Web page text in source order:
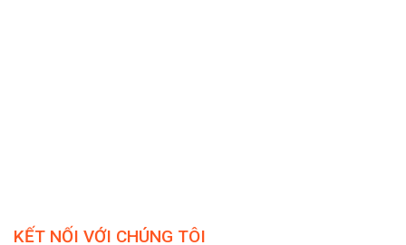
KẾT NỐI VỚI CHÚNG TÔI